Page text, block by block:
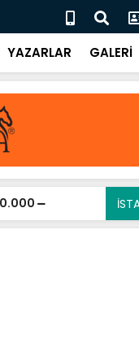
Şövalyeler / Ali Tuluk
YAZARLAR GALERİ